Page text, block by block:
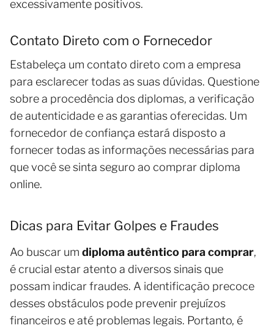
excessivamente positivos.
Contato Direto com o Fornecedor
Estabeleça um contato direto com a empresa
para esclarecer todas as suas dúvidas. Questione
sobre a procedência dos diplomas, a verificação
de autenticidade e as garantias oferecidas. Um
fornecedor de confiança estará disposto a
fornecer todas as informações necessárias para
que você se sinta seguro ao comprar diploma
online.
Dicas para Evitar Golpes e Fraudes
Ao buscar um diploma autêntico para comprar,
é crucial estar atento a diversos sinais que
possam indicar fraudes. A identificação precoce
desses obstáculos pode prevenir prejuízos
financeiros e até problemas legais. Portanto, é